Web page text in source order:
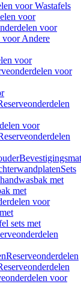
voor Wastafels
voor
voor
voor Andere
voor
voor
voor
Sets
met
met
voor
sets met
Reserveonderdelen
voor